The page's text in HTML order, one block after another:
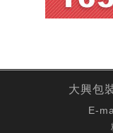
大興包
E-